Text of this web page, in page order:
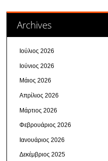
Archives
Ιούλιος 2026
Ιούνιος 2026
Μάιος 2026
Απρίλιος 2026
Μάρτιος 2026
Φεβρουάριος 2026
Ιανουάριος 2026
Δεκέμβριος 2025